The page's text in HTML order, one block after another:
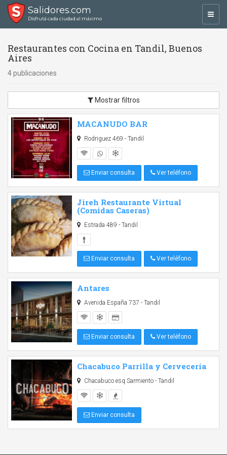
Salidores.com
Disfrutá cada ciudad al máximo
Restaurantes con Cocina en Tandil, Buenos
Aires
4 publicaciones
Mostrar filtros
MACANUDO BAR
Rodriguez 469 - Tandil
Enviar consulta Ver teléfono
Jireh Restaurante Virtual
(Comidas Caseras)
Estrada 489 - Tandil
Enviar consulta Ver teléfono
Antares
Avenida España 737 - Tandil
Enviar consulta Ver teléfono
Chacabuco Parrilla y Cervecería
Chacabuco esq Sarmiento - Tandil
Enviar consulta